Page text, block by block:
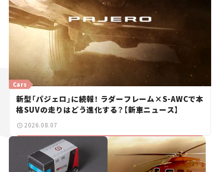
Cars
新型「パジェロ」に続報！ ラダーフレーム×S-AWCで本
格SUVの走りはどう進化する？【新車ニュース】
2026.08.07